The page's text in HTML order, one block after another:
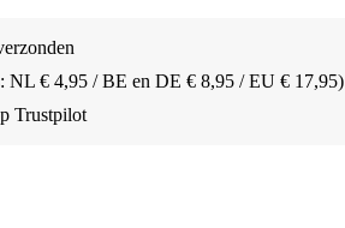
NL € 4,95 / BE en DE € 8,95 / EU € 17,95)
Trustpilot